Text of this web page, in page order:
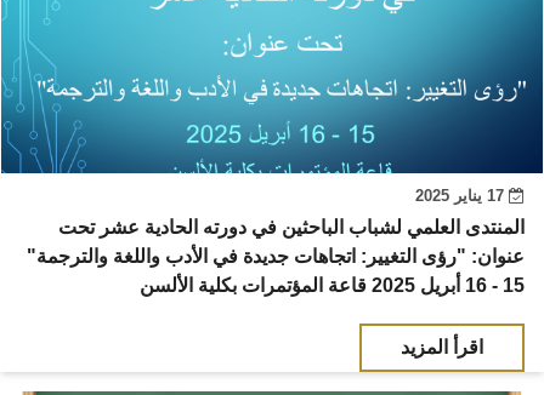
المنتدى العلمي لشباب الباحثين في دورته الحادية عشر تحت
عنوان: "رؤى التغيير: اتجاهات جديدة في الأدب واللغة والترجمة"
15 - 16 أبريل 2025 قاعة المؤتمرات بكلية الألسن
اقرأ المزيد